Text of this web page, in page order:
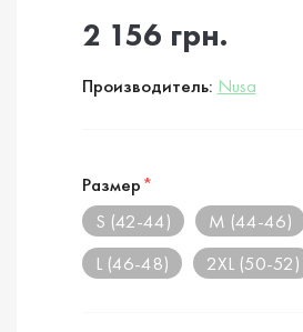
2 156 грн.
Производитель: Nusa
Размер*
S (42-44)
M (44-46)
L (46-48)
2XL (50-52)